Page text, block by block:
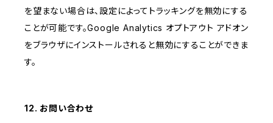
を望まない場合は、設定によってトラッキングを無効にする
ことが可能です。Google Analytics オプトアウト アドオン
をブラウザにインストールされると無効にすることができま
す。
12. お問い合わせ